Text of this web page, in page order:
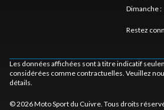
Dimanche:
Restez
Les données affichées sont à titre indicatif
considérées comme contractuelles. Veuillez
détails.
© 2026 Moto Sport du Cuivre. Tous droits